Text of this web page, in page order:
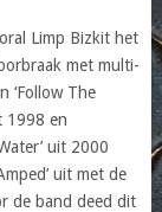
Limp Bizkit het
met multi-
‘Follow The
1998 en
uit 2000
uit met de
de band deed dit